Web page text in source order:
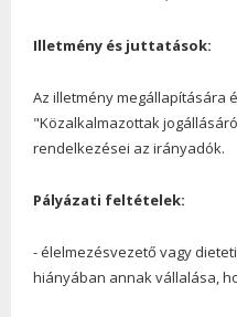
Illetmény és juttatások:
Az illetmény megállapítására
"Közalkalmazottak
rendelkezései az irányadók.
Pályázati feltételek:
- élelmezésvezető vagy
hiányában annak vállalása,